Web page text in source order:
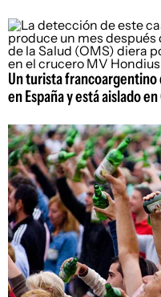
Un turista
en España y está aislado